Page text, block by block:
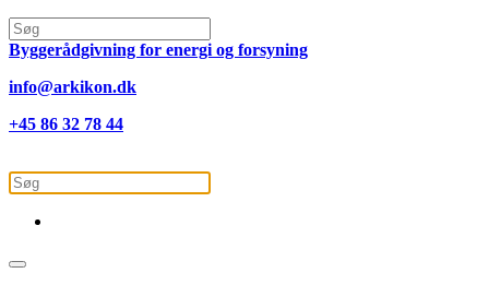
Byggerådgivning for energi og forsyning
info@arkikon.dk
+45 86 32 78 44